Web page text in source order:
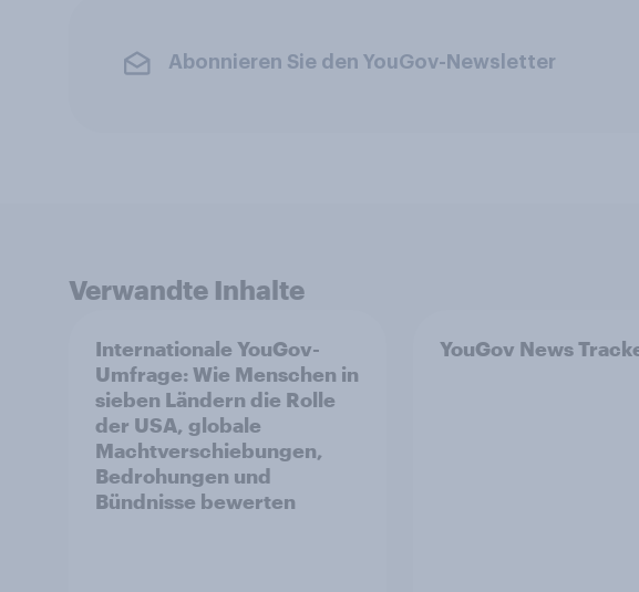
Abonnieren Sie den YouGov-Newsletter
Verwandte Inhalte
Internationale YouGov-
Umfrage: Wie Menschen in
sieben Ländern die Rolle
der USA, globale
Machtverschiebungen,
Bedrohungen und
Bündnisse bewerten
YouGov News